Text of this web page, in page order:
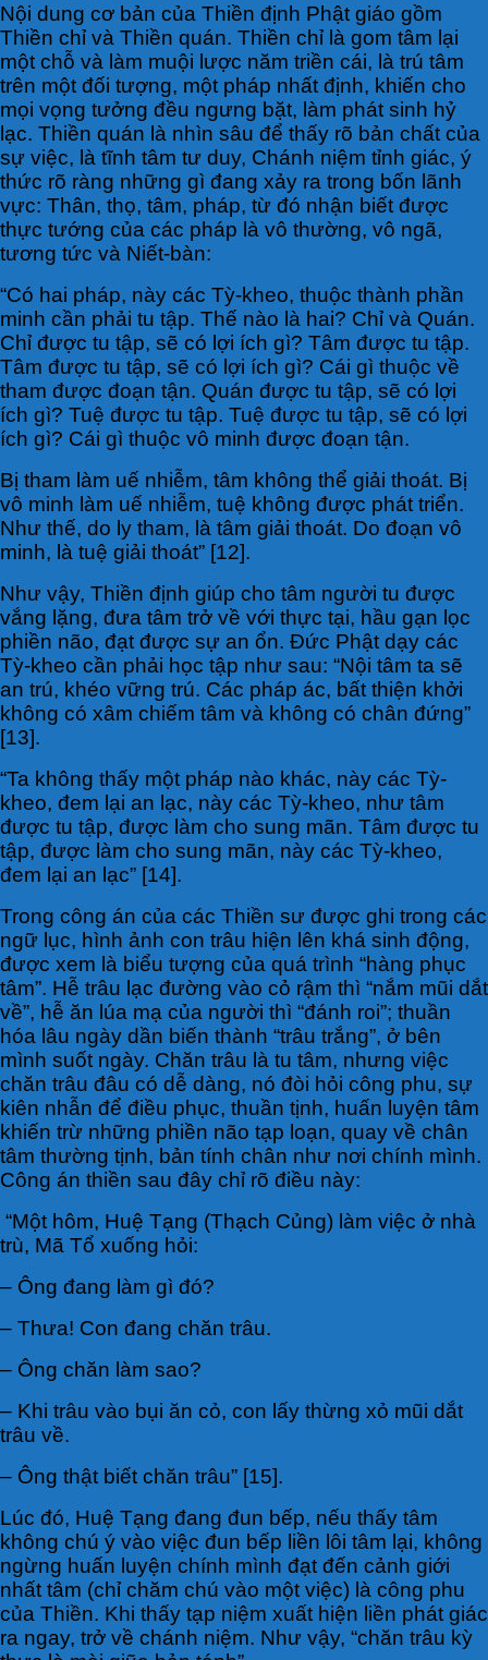
Nội dung cơ bản của Thiền định Phật giáo gồm
Thiền chỉ và Thiền quán. Thiền chỉ là gom tâm lại
một chỗ và làm muội lược năm triền cái, là trú tâm
trên một đối tượng, một pháp nhất định, khiến cho
mọi vọng tưởng đều ngưng bặt, làm phát sinh hỷ
lạc. Thiền quán là nhìn sâu để thấy rõ bản chất của
sự việc, là tĩnh tâm tư duy, Chánh niệm tỉnh giác, ý
thức rõ ràng những gì đang xảy ra trong bốn lãnh
vực: Thân, thọ, tâm, pháp, từ đó nhận biết được
thực tướng của các pháp là vô thường, vô ngã,
tương tức và Niết-bàn:
“Có hai pháp, này các Tỳ-kheo, thuộc thành phần
minh cần phải tu tập. Thế nào là hai? Chỉ và Quán.
Chỉ được tu tập, sẽ có lợi ích gì? Tâm được tu tập.
Tâm được tu tập, sẽ có lợi ích gì? Cái gì thuộc về
tham được đoạn tận. Quán được tu tập, sẽ có lợi
ích gì? Tuệ được tu tập. Tuệ được tu tập, sẽ có lợi
ích gì? Cái gì thuộc vô minh được đoạn tận.
Bị tham làm uế nhiễm, tâm không thể giải thoát. Bị
vô minh làm uế nhiễm, tuệ không được phát triển.
Như thế, do ly tham, là tâm giải thoát. Do đoạn vô
minh, là tuệ giải thoát” [12].
Như vậy, Thiền định giúp cho tâm người tu được
vắng lặng, đưa tâm trở về với thực tại, hầu gạn lọc
phiền não, đạt được sự an ổn. Đức Phật dạy các
Tỳ-kheo cần phải học tập như sau: “Nội tâm ta sẽ
an trú, khéo vững trú. Các pháp ác, bất thiện khởi
không có xâm chiếm tâm và không có chân đứng”
[13].
“Ta không thấy một pháp nào khác, này các Tỳ-
kheo, đem lại an lạc, này các Tỳ-kheo, như tâm
được tu tập, được làm cho sung mãn. Tâm được tu
tập, được làm cho sung mãn, này các Tỳ-kheo,
đem lại an lạc” [14].
Trong công án của các Thiền sư được ghi trong các
ngữ lục, hình ảnh con trâu hiện lên khá sinh động,
được xem là biểu tượng của quá trình “hàng phục
tâm”. Hễ trâu lạc đường vào cỏ rậm thì “nắm mũi dắt
về”, hễ ăn lúa mạ của người thì “đánh roi”; thuần
hóa lâu ngày dần biến thành “trâu trắng”, ở bên
mình suốt ngày. Chăn trâu là tu tâm, nhưng việc
chăn trâu đâu có dễ dàng, nó đòi hỏi công phu, sự
kiên nhẫn để điều phục, thuần tịnh, huấn luyện tâm
khiến trừ những phiền não tạp loạn, quay về chân
tâm thường tịnh, bản tính chân như nơi chính mình.
Công án thiền sau đây chỉ rõ điều này:
“Một hôm, Huệ Tạng (Thạch Củng) làm việc ở nhà
trù, Mã Tổ xuống hỏi:
– Ông đang làm gì đó?
– Thưa! Con đang chăn trâu.
– Ông chăn làm sao?
– Khi trâu vào bụi ăn cỏ, con lấy thừng xỏ mũi dắt
trâu về.
– Ông thật biết chăn trâu” [15].
Lúc đó, Huệ Tạng đang đun bếp, nếu thấy tâm
không chú ý vào việc đun bếp liền lôi tâm lại, không
ngừng huấn luyện chính mình đạt đến cảnh giới
nhất tâm (chỉ chăm chú vào một việc) là công phu
của Thiền. Khi thấy tạp niệm xuất hiện liền phát giác
ra ngay, trở về chánh niệm. Như vậy, “chăn trâu kỳ